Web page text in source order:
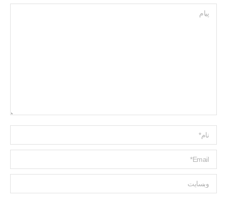
پیام
Name *
ایمیل *
وبسایت